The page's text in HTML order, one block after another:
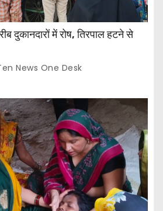
दुकानदारों में रोष, तिरपाल हटने से
News One Desk